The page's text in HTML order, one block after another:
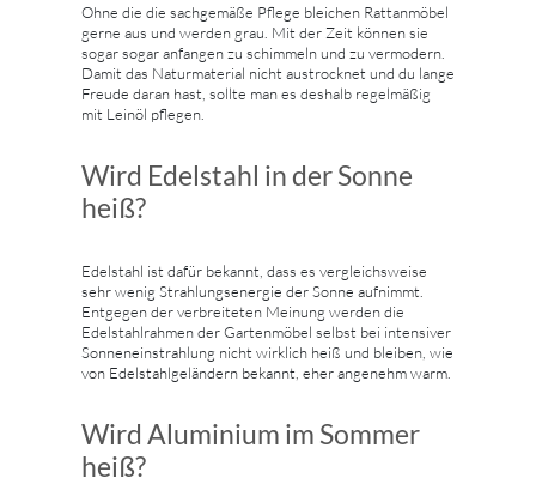
Ohne die die sachgemäße Pflege bleichen Rattanmöbel
gerne aus und werden grau. Mit der Zeit können sie
sogar sogar anfangen zu schimmeln und zu vermodern.
Damit das Naturmaterial nicht austrocknet und du lange
Freude daran hast, sollte man es deshalb regelmäßig
mit Leinöl pflegen.
Wird Edelstahl in der Sonne
heiß?
Edelstahl ist dafür bekannt, dass es vergleichsweise
sehr wenig Strahlungsenergie der Sonne aufnimmt.
Entgegen der verbreiteten Meinung werden die
Edelstahlrahmen der Gartenmöbel selbst bei intensiver
Sonneneinstrahlung nicht wirklich heiß und bleiben, wie
von Edelstahlgeländern bekannt, eher angenehm warm.
Wird Aluminium im Sommer
heiß?